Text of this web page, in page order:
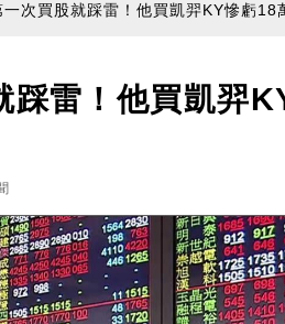
一次買股就踩雷！他買凱羿KY慘虧18
踩雷！他買凱羿